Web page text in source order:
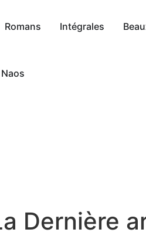
Romans Intégrales
Naos
Dernière